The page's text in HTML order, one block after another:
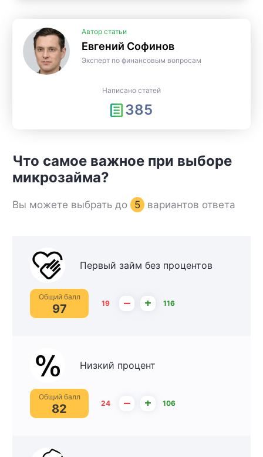
Автор статьи
Евгений Софинов
Эксперт по финансовым вопросам
Написано статей
385
Что самое важное при выборе
микрозайма?
Вы можете выбрать до 5 вариантов ответа
Первый займ без процентов
Общий балл
97 19 – + 116
Низкий процент
Общий балл
82 24 – + 106